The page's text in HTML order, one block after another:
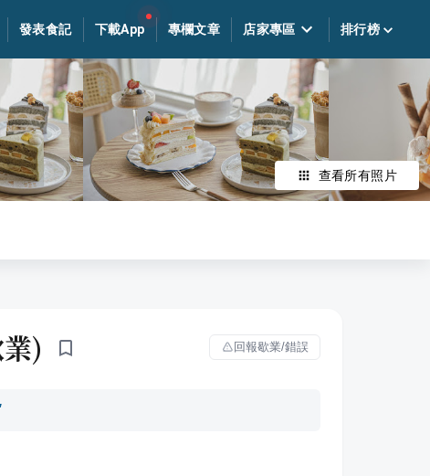
發表食記 下載App 專欄文章 店家專區 排行榜
查看所有照片
)
回報歇業/錯誤